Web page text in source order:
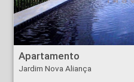
Apartamento - Jardim Nova Aliança - Ribeirão Preto
Apartamento
Jardim Nova Aliança